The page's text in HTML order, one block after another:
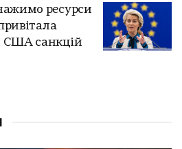
ресурси
США санкцій